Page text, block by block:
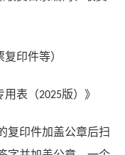
印件等）
用表（2025版）》
复印件加盖公章后扫